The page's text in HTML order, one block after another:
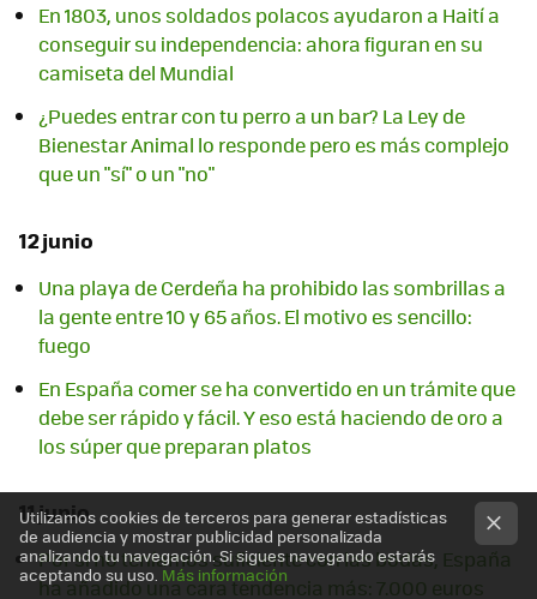
En 1803, unos soldados polacos ayudaron a Haití a
conseguir su independencia: ahora figuran en su
camiseta del Mundial
¿Puedes entrar con tu perro a un bar? La Ley de
Bienestar Animal lo responde pero es más complejo
que un "sí" o un "no"
12 junio
Una playa de Cerdeña ha prohibido las sombrillas a
la gente entre 10 y 65 años. El motivo es sencillo:
fuego
En España comer se ha convertido en un trámite que
debe ser rápido y fácil. Y eso está haciendo de oro a
los súper que preparan platos
11 junio
Por si no teníamos suficiente con las bodas, España
ha añadido una cara tendencia más: 7.000 euros
Utilizamos cookies de terceros para generar estadísticas
de audiencia y mostrar publicidad personalizada
analizando tu navegación. Si sigues navegando estarás
aceptando su uso.Más información